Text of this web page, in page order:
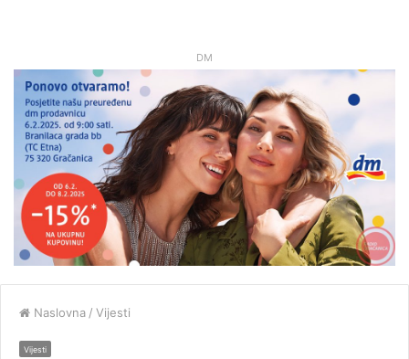
DM
Naslovna / Vijesti
Vijesti